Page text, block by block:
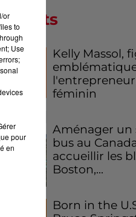
Kelly Massol,
féminin
Aménager un
bus au
accueillir les
Boston,...
Born in the
or
to
Use
pour
en